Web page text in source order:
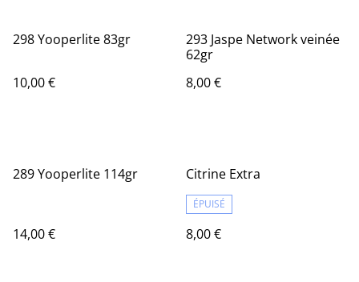
298 Yooperlite 83gr
10,00 €
293 Jaspe Network veinée
62gr
8,00 €
289 Yooperlite 114gr
14,00 €
Citrine Extra
ÉPUISÉ
8,00 €